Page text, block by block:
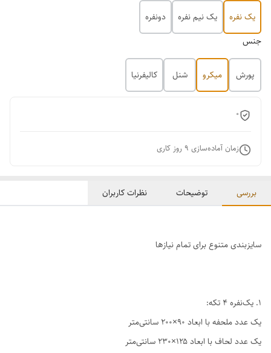
یک نفره یک نیم نفره
دونفره
جنس
پورش میکرو شنل کالیفرنیا
0
زمان آماده‌سازی 9 روز کاری
بررسی توضیحات نظرات کاربران
سایزبندی متنوع برای تمام نیازها
1. یک‌نفره ۴ تکه:
یک عدد ملحفه با ابعاد ۹۰×۲۰۰ سانتی‌متر
یک عدد لحاف با ابعاد ۱۲۵×۲۳۰ سانتی‌متر